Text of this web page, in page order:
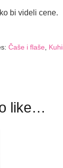
bi videli cene.
Čaše i flaše
like…